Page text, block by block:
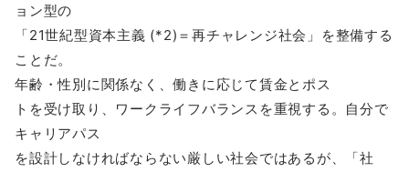
ョン型の
「21世紀型資本主義 (*2)＝再チャレンジ社会」を整備する
ことだ。
年齢・性別に関係なく、働きに応じて賃金とポス
トを受け取り、ワークライフバランスを重視する。自分で
キャリアパス
を設計しなければならない厳しい社会ではあるが、「社